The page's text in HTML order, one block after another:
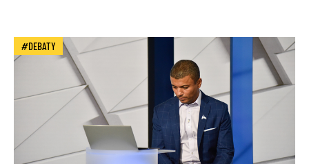
DEBATY